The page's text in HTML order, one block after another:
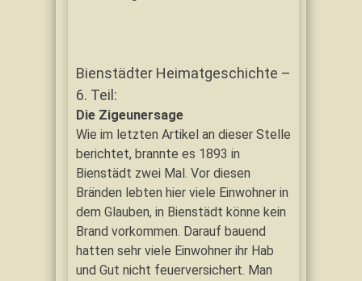
Bienstädter Heimatgeschichte –
6. Teil:
Die Zigeunersage
Wie im letzten Artikel an dieser Stelle
berichtet, brannte es 1893 in
Bienstädt zwei Mal. Vor diesen
Bränden lebten hier viele Einwohner in
dem Glauben, in Bienstädt könne kein
Brand vorkommen. Darauf bauend
hatten sehr viele Einwohner ihr Hab
und Gut nicht feuerversichert. Man